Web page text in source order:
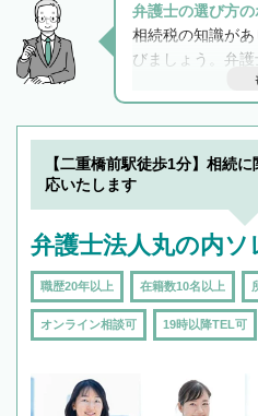
弁護士の選び方の
相続税の知識が
びましょう。弁
と他士業との連
解決のみならず
できます。また
でフィーリングも
で複数の弁護士と
【二重橋前駅徒歩1分】相続
応いたします
弁護士法人丸の内
職歴20年以上 在籍数10名以上
オンライン相談可 19時以降TEL可